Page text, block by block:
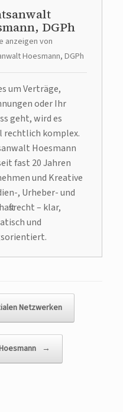
DGPh
anzeigen von
Hoesmann, DGPh
um Verträge,
oder Ihr
geht, wird es
rechtlich komplex.
Hoesmann
fast 20 Jahren
und Kreative
, Urheber- und
– klar,
und
Netzwerken
→